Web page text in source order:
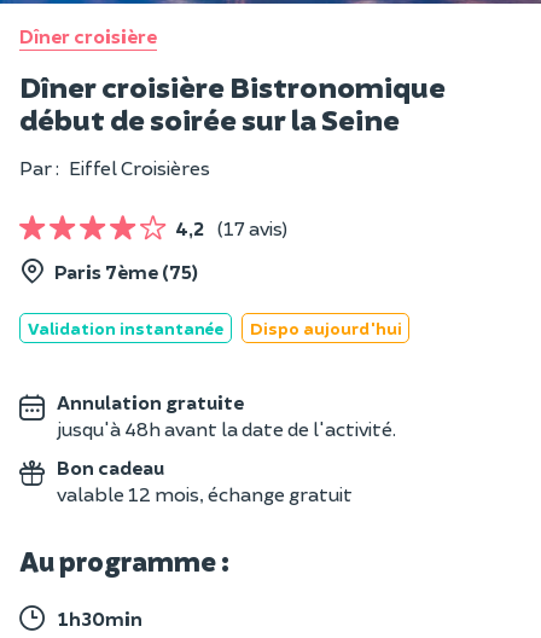
Dîner croisière
Dîner croisière Bistronomique
début de soirée sur la Seine
Par : Eiffel Croisières
4,2 (17 avis)
Paris 7ème (75)
Validation instantanée Dispo aujourd'hui
Annulation gratuite
jusqu'à 48h avant la date de l'activité.
Bon cadeau
valable 12 mois, échange gratuit
Au programme :
1h30min